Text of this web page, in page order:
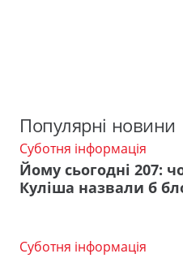
Популярні новини
Суботня інформація
Йому сьогодні 207:
Куліша назвали б
Суботня інформація